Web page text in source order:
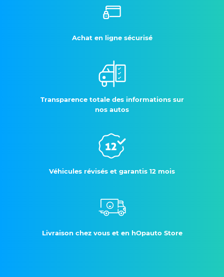
Achat en ligne sécurisé
Transparence totale des informations sur
nos autos
Véhicules révisés et garantis 12 mois
Livraison chez vous et en hOpauto Store